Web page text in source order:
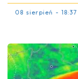
08 sierpień - 18:37